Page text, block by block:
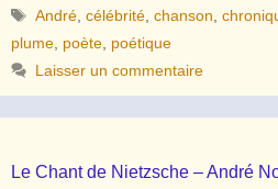
Étiquettes
André ,célébrité ,chanson ,
plume poète poétique
Laisser un commentaire
Le Chant de Nietzsche – André